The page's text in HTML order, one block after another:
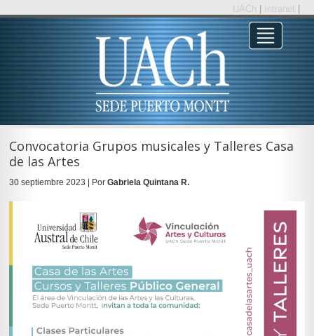
UACh Intranet
Convocatoria Grupos musicales y Talleres Casa
de las Artes
30 septiembre 2023 | Por Gabriela Quintana R.